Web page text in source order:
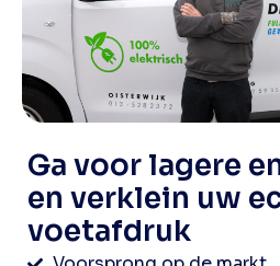
Ga voor lagere
en verklein uw
voetafdruk